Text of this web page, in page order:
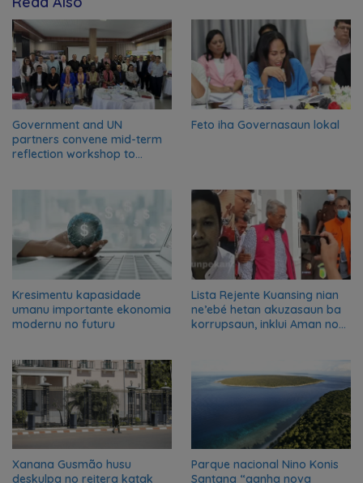
Government and UN
partners convene mid-term
reflection workshop to
Feto iha Governasaun lokal
Kresimentu kapasidade
umanu importante ekonomia
modernu no futuru
Lista Rejente Kuansing nian
ne’ebé hetan akuzasaun ba
korrupsaun, inklui Aman no
Xanana Gusmão husu
deskulpa no reitera katak
Parque nacional Nino Konis
Santana “ganha nova